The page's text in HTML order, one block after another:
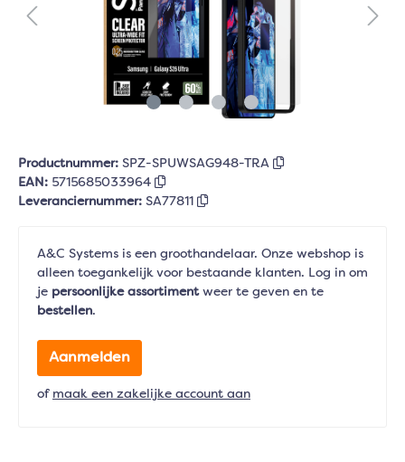
Productnummer: SPZ-SPUWSAG948-TRA
EAN: 5715685033964
Leveranciernummer: SA77811
A&C Systems is een groothandelaar. Onze webshop is
alleen toegankelijk voor bestaande klanten. Log in om
je persoonlijke assortimentweer te geven en te
bestellen.
Aanmelden
of maak een zakelijke account aan